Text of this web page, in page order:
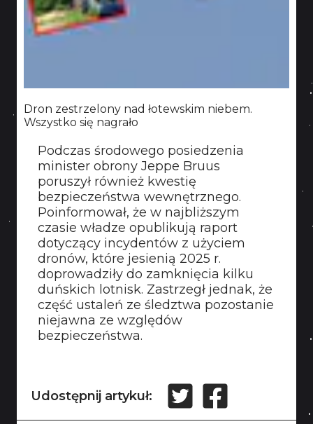
Dron zestrzelony nad łotewskim niebem.
Wszystko się nagrało
Podczas środowego posiedzenia
minister obrony Jeppe Bruus
poruszył również kwestię
bezpieczeństwa wewnętrznego.
Poinformował, że w najbliższym
czasie władze opublikują raport
dotyczący incydentów z użyciem
dronów, które jesienią 2025 r.
doprowadziły do zamknięcia kilku
duńskich lotnisk. Zastrzegł jednak, że
część ustaleń ze śledztwa pozostanie
niejawna ze względów
bezpieczeństwa.
Udostępnij artykuł: